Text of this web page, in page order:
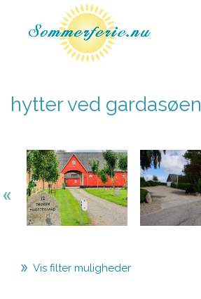
hytter ved gardasøen
Vis filter muligheder